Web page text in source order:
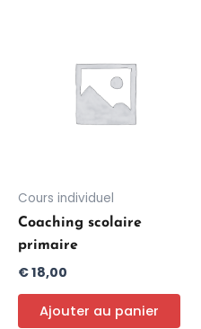
Cours individuel
Coaching scolaire
primaire
€18,00
Ajouter au panier